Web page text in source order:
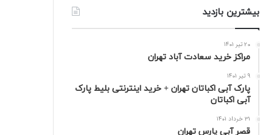
بیشترین بازدید
20 تیر 1401
مراکز خرید سعادت‌ آباد تهران
9 تیر 1401
پارک آبی اکباتان تهران + خرید اینترنتی بلیط پارک
آبی اکباتان
31 خرداد 1401
قصر آبی پارس تهران